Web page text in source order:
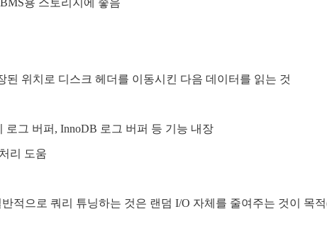
용 스토리지에 좋음
위치로 디스크 헤더를 이동시킨 다음 데이터를 읽는 것
그 버퍼, InnoDB 로그 버퍼 등 기능 내장
리 도움
적으로 쿼리 튜닝하는 것은 랜덤 I/O 자체를 줄여주는 것이 목